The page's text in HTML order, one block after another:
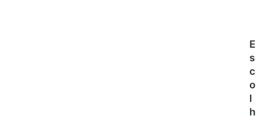
E
s
c
o
l
h